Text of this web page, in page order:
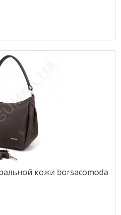
кожи borsacomoda